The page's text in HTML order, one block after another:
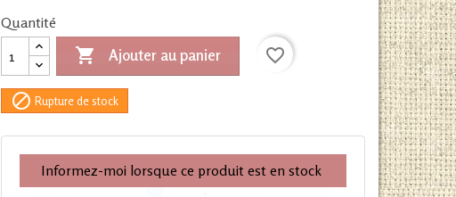
Quantité
 Ajouter au panier favorite_border
 Rupture de stock
Informez-moi lorsque ce produit est en stock